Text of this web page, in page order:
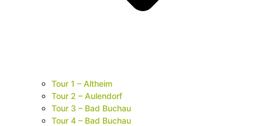
Tour 1 – Altheim
Tour 2 – Aulendorf
Tour 3 – Bad Buchau
Tour 4 – Bad Buchau